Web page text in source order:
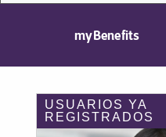
myBenefits
USUARIOS YA
REGISTRADOS